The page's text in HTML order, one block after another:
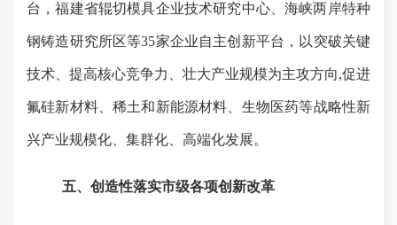
台，福建省辊切模具企业技术研究中心、海峡两岸特种
钢铸造研究所区等35家企业自主创新平台， 以突破关键
技术、提高核心竞争力、壮大产业规模为主攻方向,促进
氟硅新材料、稀土和新能源材料、生物医药等战略性新
兴产业规模化、集群化、高端化发展。
五、创造性落实市级各项创新改革